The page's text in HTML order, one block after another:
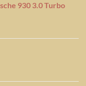
930 3.0 Turbo